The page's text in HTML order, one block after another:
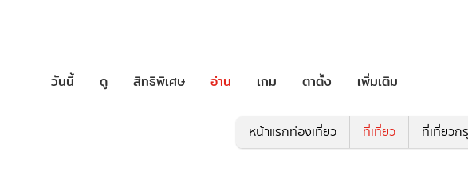
วันนี้ ดู สิทธิพิเศษ อ่าน เกม ตาตั้ง เพิ่มเติม
หน้าแรกท่องเที่ยว ที่เที่ยว ที่เที่ยวก